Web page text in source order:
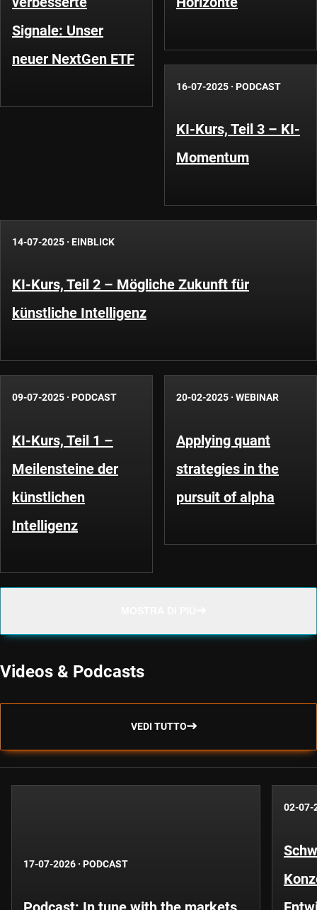
Signale: Unser
neuer NextGen ETF
16-07-2025 · PODCAST
KI-Kurs, Teil 3 – KI-
Momentum
14-07-2025 · EINBLICK
KI-Kurs, Teil 2 – Mögliche Zukunft für
künstliche Intelligenz
09-07-2025 · PODCAST
KI-Kurs, Teil 1 –
Meilensteine der
künstlichen
Intelligenz
20-02-2025 · WEBINAR
Applying quant
strategies in the
pursuit of alpha
Videos & Podcasts
VEDI TUTTO
17-07-2026 · PODCAST
02-07-